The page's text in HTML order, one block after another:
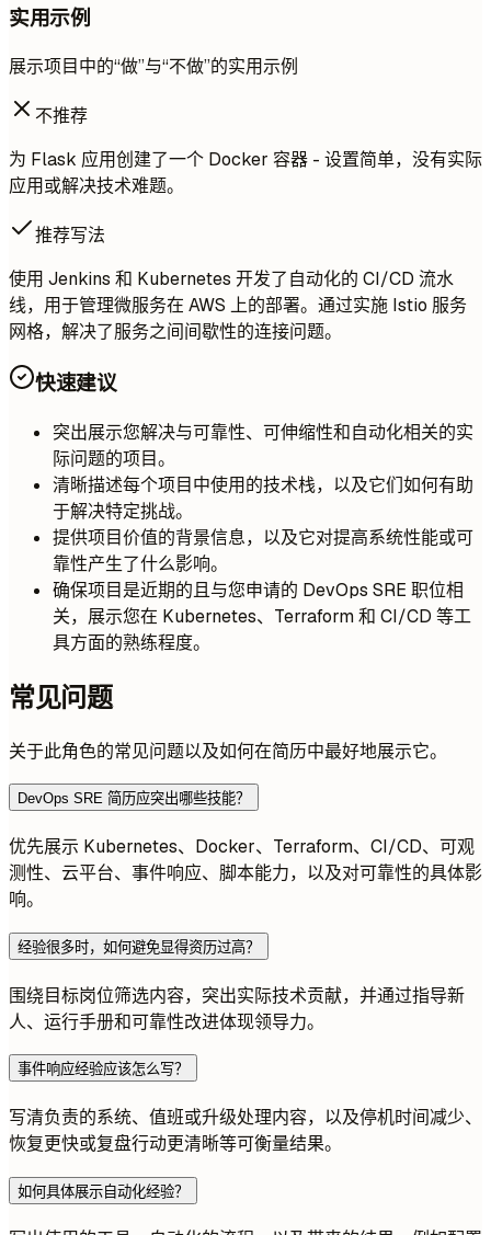
实用示例
展示项目中的“做”与“不做”的实用示例
不推荐
为 Flask 应用创建了一个 Docker 容器 - 设置简单，没有实际
应用或解决技术难题。
推荐写法
使用 Jenkins 和 Kubernetes 开发了自动化的 CI/CD 流水
线，用于管理微服务在 AWS 上的部署。通过实施 Istio 服务
网格，解决了服务之间间歇性的连接问题。
快速建议
突出展示您解决与可靠性、可伸缩性和自动化相关的实
际问题的项目。
清晰描述每个项目中使用的技术栈，以及它们如何有助
于解决特定挑战。
提供项目价值的背景信息，以及它对提高系统性能或可
靠性产生了什么影响。
确保项目是近期的且与您申请的 DevOps SRE 职位相
关，展示您在 Kubernetes、Terraform 和 CI/CD 等工
具方面的熟练程度。
常见问题
关于此角色的常见问题以及如何在简历中最好地展示它。
DevOps SRE 简历应突出哪些技能？
优先展示 Kubernetes、Docker、Terraform、CI/CD、可观
测性、云平台、事件响应、脚本能力，以及对可靠性的具体影
响。
经验很多时，如何避免显得资历过高？
围绕目标岗位筛选内容，突出实际技术贡献，并通过指导新
人、运行手册和可靠性改进体现领导力。
事件响应经验应该怎么写？
写清负责的系统、值班或升级处理内容，以及停机时间减少、
恢复更快或复盘行动更清晰等可衡量结果。
如何具体展示自动化经验？